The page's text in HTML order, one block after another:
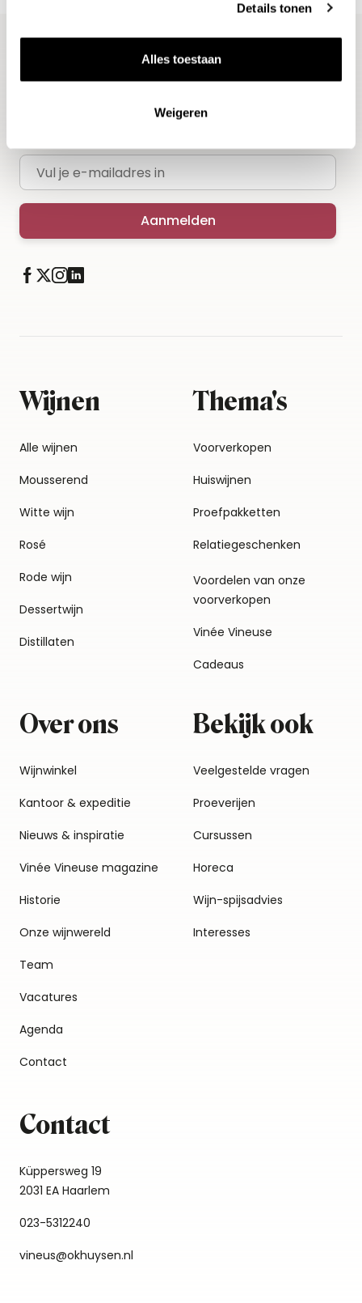
Details tonen
Alles toestaan
Weigeren
Blijf op de hoogte
E-mailadres
Aanmelden
Wijnen
Alle wijnen
Mousserend
Witte wijn
Rosé
Rode wijn
Dessertwijn
Distillaten
Thema's
Voorverkopen
Huiswijnen
Proefpakketten
Relatiegeschenken
Voordelen van onze
voorverkopen
Vinée Vineuse
Cadeaus
Over ons
Wijnwinkel
Kantoor & expeditie
Nieuws & inspiratie
Vinée Vineuse magazine
Historie
Onze wijnwereld
Team
Vacatures
Agenda
Contact
Bekijk ook
Veelgestelde vragen
Proeverijen
Cursussen
Horeca
Wijn-spijsadvies
Interesses
Contact
Küppersweg 19
2031 EA Haarlem
023-5312240
vineus@okhuysen.nl